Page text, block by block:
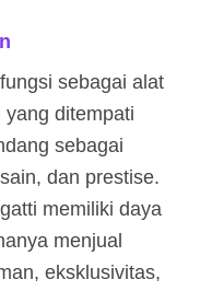
sebagai alat
ditempati
sebagai
dan prestise.
memiliki daya
menjual
eksklusivitas,